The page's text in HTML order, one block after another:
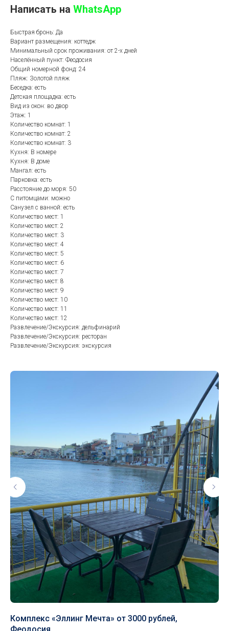
Написать на WhatsApp
Быстрая бронь: Да
Вариант размещения: коттедж
Минимальный срок проживания: от 2-х дней
Населённый пункт: Феодосия
Общий номерной фонд: 24
Пляж: Золотой пляж
Беседка: есть
Детская площадка: есть
Вид из окон: во двор
Этаж: 1
Количество комнат: 1
Количество комнат: 2
Количество комнат: 3
Кухня: В номере
Кухня: В доме
Мангал: есть
Парковка: есть
Расстояние до моря: 50
С питомцами: можно
Санузел с ванной: есть
Количество мест: 1
Количество мест: 2
Количество мест: 3
Количество мест: 4
Количество мест: 5
Количество мест: 6
Количество мест: 7
Количество мест: 8
Количество мест: 9
Количество мест: 10
Количество мест: 11
Количество мест: 12
Развлечение/Экскурсия: дельфинарий
Развлечение/Экскурсия: ресторан
Развлечение/Экскурсия: экскурсия
Комплекс «Эллинг Мечта» от 3000 рублей,